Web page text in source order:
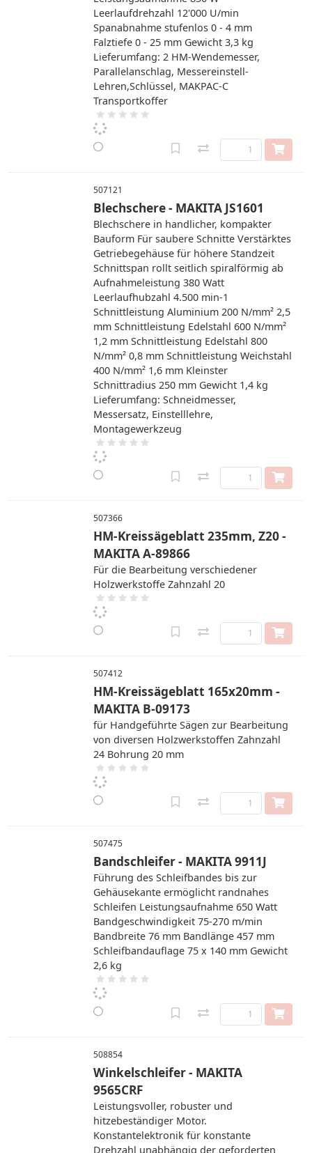
Leerlaufdrehzahl 12'000 U/min
Spanabnahme stufenlos 0 - 4 mm
Falztiefe 0 - 25 mm Gewicht 3,3 kg
Lieferumfang: 2 HM-Wendemesser,
Parallelanschlag, Messereinstell-
Lehren,Schlüssel, MAKPAC-C
Transportkoffer
507121
Blechschere - MAKITA JS1601
Blechschere in handlicher, kompakter
Bauform Für saubere Schnitte Verstärktes
Getriebegehäuse für höhere Standzeit
Schnittspan rollt seitlich spiralförmig ab
Aufnahmeleistung 380 Watt
Leerlaufhubzahl 4.500 min-1
Schnittleistung Aluminium 200 N/mm² 2,5
mm Schnittleistung Edelstahl 600 N/mm²
1,2 mm Schnittleistung Edelstahl 800
N/mm² 0,8 mm Schnittleistung Weichstahl
400 N/mm² 1,6 mm Kleinster
Schnittradius 250 mm Gewicht 1,4 kg
Lieferumfang: Schneidmesser,
Messersatz, Einstelllehre,
Montagewerkzeug
507366
HM-Kreissägeblatt 235mm, Z20 -
MAKITA A-89866
Für die Bearbeitung verschiedener
Holzwerkstoffe Zahnzahl 20
507412
HM-Kreissägeblatt 165x20mm -
MAKITA B-09173
für Handgeführte Sägen zur Bearbeitung
von diversen Holzwerkstoffen Zahnzahl
24 Bohrung 20 mm
507475
Bandschleifer - MAKITA 9911J
Führung des Schleifbandes bis zur
Gehäusekante ermöglicht randnahes
Schleifen Leistungsaufnahme 650 Watt
Bandgeschwindigkeit 75-270 m/min
Bandbreite 76 mm Bandlänge 457 mm
Schleifbandauflage 75 x 140 mm Gewicht
2,6 kg
508854
Winkelschleifer - MAKITA
9565CRF
Leistungsvoller, robuster und
hitzebeständiger Motor.
Konstantelektronik für konstante
Drehzahl unabhängig der geforderten